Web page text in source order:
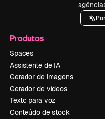
Produtos
Spaces
Assistente de IA
Gerador de imagens
Gerador de vídeos
Texto para voz
Conteúdo de stock